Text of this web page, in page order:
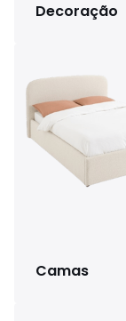
Decoração
Camas